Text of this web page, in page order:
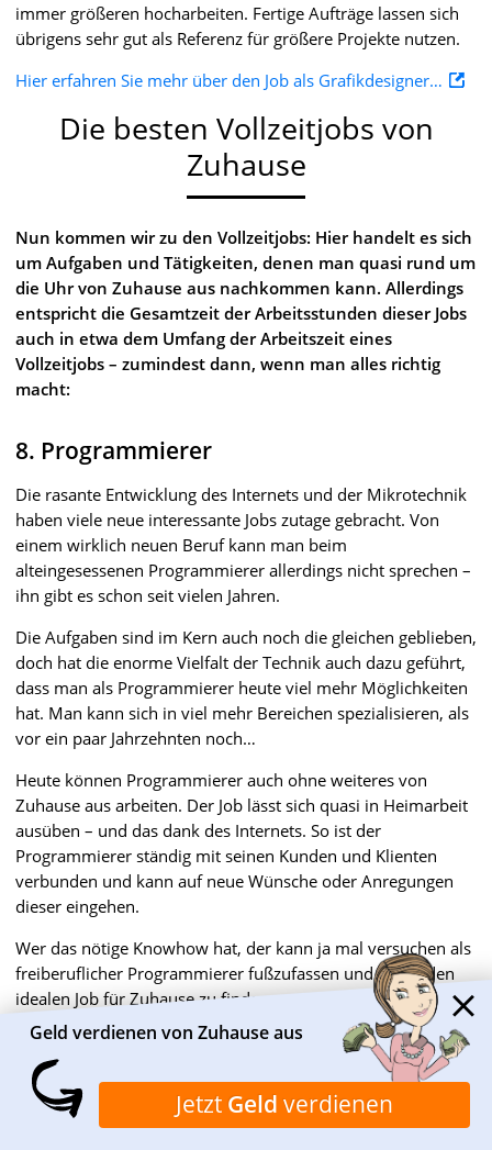
immer größeren hocharbeiten. Fertige Aufträge lassen sich
übrigens sehr gut als Referenz für größere Projekte nutzen.
Hier erfahren Sie mehr über den Job als Grafikdesigner…
Die besten Vollzeitjobs von
Zuhause
Nun kommen wir zu den Vollzeitjobs: Hier handelt es sich
um Aufgaben und Tätigkeiten, denen man quasi rund um
die Uhr von Zuhause aus nachkommen kann. Allerdings
entspricht die Gesamtzeit der Arbeitsstunden dieser Jobs
auch in etwa dem Umfang der Arbeitszeit eines
Vollzeitjobs – zumindest dann, wenn man alles richtig
macht:
8. Programmierer
Die rasante Entwicklung des Internets und der Mikrotechnik
haben viele neue interessante Jobs zutage gebracht. Von
einem wirklich neuen Beruf kann man beim
alteingesessenen Programmierer allerdings nicht sprechen –
ihn gibt es schon seit vielen Jahren.
Die Aufgaben sind im Kern auch noch die gleichen geblieben,
doch hat die enorme Vielfalt der Technik auch dazu geführt,
dass man als Programmierer heute viel mehr Möglichkeiten
hat. Man kann sich in viel mehr Bereichen spezialisieren, als
vor ein paar Jahrzehnten noch…
Heute können Programmierer auch ohne weiteres von
Zuhause aus arbeiten. Der Job lässt sich quasi in Heimarbeit
ausüben – und das dank des Internets. So ist der
Programmierer ständig mit seinen Kunden und Klienten
verbunden und kann auf neue Wünsche oder Anregungen
dieser eingehen.
Wer das nötige Knowhow hat, der kann ja mal versuchen als
freiberuflicher Programmierer fußzufassen und damit den
idealen Job für Zuhause zu finden.
Verdienst
Als Programmierer gilt man als Fachexperte. Damit verdient
man natürlich weitaus mehr als eine einfache Hilfskraft
Geld verdienen von Zuhause aus
Jetzt Geld verdienen